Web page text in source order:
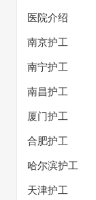
医院介绍
南京护工
南宁护工
南昌护工
厦门护工
合肥护工
哈尔滨护工
天津护工